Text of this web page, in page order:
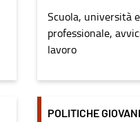
Scuola, università
professionale,
lavoro
POLITICHE